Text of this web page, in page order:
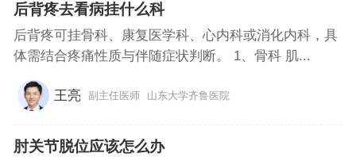
后背疼去看病挂什么科
后背疼可挂骨科、康复医学科、心内科或消化内科，具
体需结合疼痛性质与伴随症状判断。 1、骨科 肌...
王亮 副主任医师 山东大学齐鲁医院
肘关节脱位应该怎么办